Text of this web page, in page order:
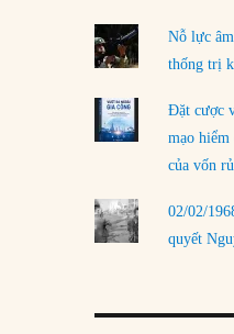
Nỗ lực
thống trị
Đặt cược
mạo
của vốn
02/02/
quyết